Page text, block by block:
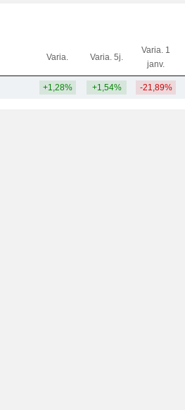
Varia. Varia. 5j.
Varia. 1
janv.
+1,28% +1,54% -21,89%